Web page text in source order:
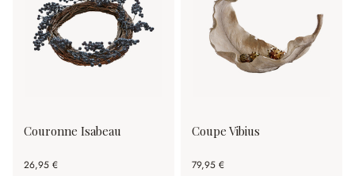
Couronne Isabeau
26,95 €
Coupe Vibius
79,95 €